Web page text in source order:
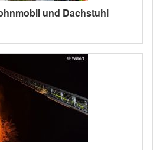
und Dachstuhl